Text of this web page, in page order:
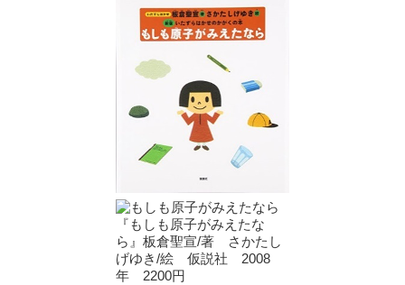
『もしも原子がみえたな
ら』板倉聖宣/著 さかたし
げゆき/絵 仮説社 2008
年 2200円